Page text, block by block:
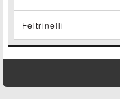
Feltrinelli